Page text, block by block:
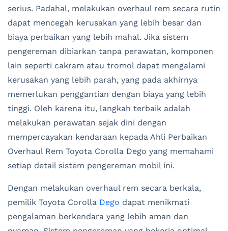
serius. Padahal, melakukan overhaul rem secara rutin
dapat mencegah kerusakan yang lebih besar dan
biaya perbaikan yang lebih mahal. Jika sistem
pengereman dibiarkan tanpa perawatan, komponen
lain seperti cakram atau tromol dapat mengalami
kerusakan yang lebih parah, yang pada akhirnya
memerlukan penggantian dengan biaya yang lebih
tinggi. Oleh karena itu, langkah terbaik adalah
melakukan perawatan sejak dini dengan
mempercayakan kendaraan kepada Ahli Perbaikan
Overhaul Rem Toyota Corolla Dego yang memahami
setiap detail sistem pengereman mobil ini.
Dengan melakukan overhaul rem secara berkala,
pemilik Toyota Corolla Dego dapat menikmati
pengalaman berkendara yang lebih aman dan